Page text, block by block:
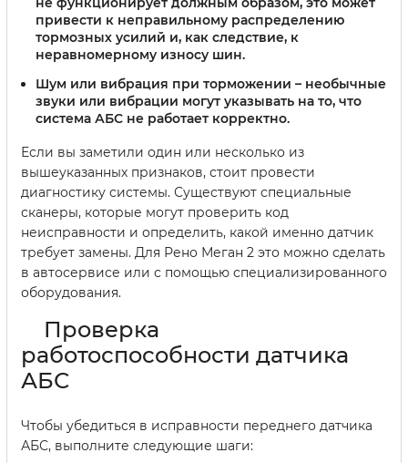
привести к неправильному распределению
тормозных усилий и, как следствие, к
неравномерному износу шин.
Шум или вибрация при торможении – необычные
звуки или вибрации могут указывать на то, что
система АБС не работает корректно.
Если вы заметили один или несколько из
вышеуказанных признаков, стоит провести
диагностику системы. Существуют специальные
сканеры, которые могут проверить код
неисправности и определить, какой именно датчик
требует замены. Для Рено Меган 2 это можно сделать
в автосервисе или с помощью специализированного
оборудования.
Проверка
работоспособности датчика
АБС
Чтобы убедиться в исправности переднего датчика
АБС, выполните следующие шаги: